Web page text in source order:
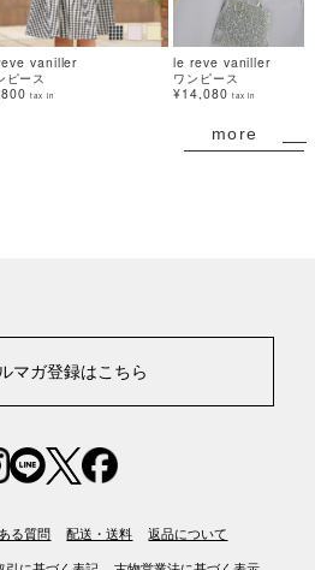
vaniller
ピース
tax in
le reve vaniller
ワンピース
¥14,080 tax in
more
マガ登録はこちら
る質問 配送・送料 返品について